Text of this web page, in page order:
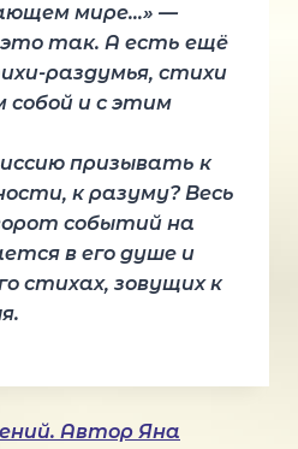
мире…» —
так. А есть ещё
раздумья, стихи
собой и с этим
призывать к
к разуму? Весь
событий на
в его душе и
стихах, зовущих к
Автор Яна